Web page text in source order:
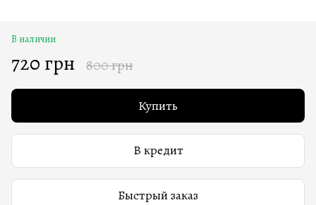
В наличии
720 грн 800 грн
Купить
В кредит
Быстрый заказ